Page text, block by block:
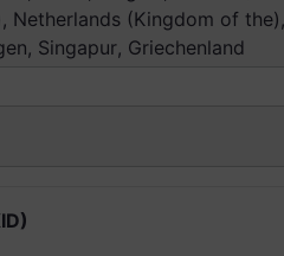
Netherlands (Kingdom of the),
Singapur, Griechenland